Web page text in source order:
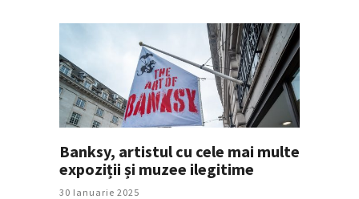
Banksy, artistul cu cele mai multe
expoziții și muzee ilegitime
30 Ianuarie 2025